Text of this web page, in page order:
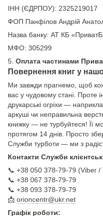
ІНН (ЄДРПОУ): 2325219017
ФОП Панфілов Андрій
Назва банку: АТ КБ
МФО: 305299
5. Оплата частинами
Повернення книг у
Ми завжди прагнемо, щоб
вас у чудовому стані. Проте
друкарські огріхи —
аркуші чи неправильна
книжку — не турбуйтеся! Її
протягом 14 днів. Просто
Служби турботи — ми з
Контакти Служби
📞 +38 050 378-79-79 (Viber /
📞 +38 067 378-79-79
📞 +38 093 378-79-79
📩 orioncentr@ukr.net
Графік роботи: